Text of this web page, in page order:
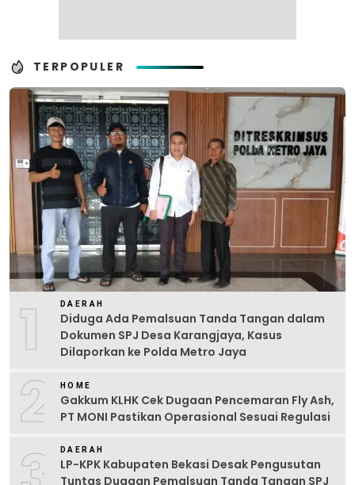
TERPOPULER
1 DAERAH
Diduga Ada Pemalsuan Tanda Tangan dalam
Dokumen SPJ Desa Karangjaya, Kasus
Dilaporkan ke Polda Metro Jaya
2 HOME
Gakkum KLHK Cek Dugaan Pencemaran Fly Ash,
PT MONI Pastikan Operasional Sesuai Regulasi
DAERAH
LP-KPK Kabupaten Bekasi Desak Pengusutan
Tuntas Dugaan Pemalsuan Tanda Tangan SPJ